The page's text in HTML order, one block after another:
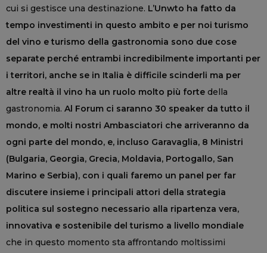
cui si gestisce una destinazione. L’Unwto ha fatto da
tempo investimenti in questo ambito e per noi turismo
del vino e turismo della gastronomia sono due cose
separate perché entrambi incredibilmente importanti per
i territori, anche se in Italia è difficile scinderli ma per
altre realtà il vino ha un ruolo molto più forte della
gastronomia. Al Forum ci saranno 30 speaker da tutto il
mondo, e molti nostri Ambasciatori che arriveranno da
ogni parte del mondo, e, incluso Garavaglia, 8 Ministri
(Bulgaria, Georgia, Grecia, Moldavia, Portogallo, San
Marino e Serbia), con i quali faremo un panel per far
discutere insieme i principali attori della strategia
politica sul sostegno necessario alla ripartenza vera,
innovativa e sostenibile del turismo a livello mondiale
che in questo momento sta affrontando moltissimi